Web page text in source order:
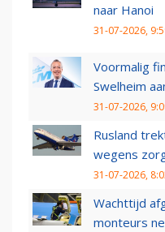
naar Hanoi
31-07-2026,
Voormalig
Swelheim
31-07-2026,
Rusland
wegens
31-07-2026,
Wachttijd
monteurs